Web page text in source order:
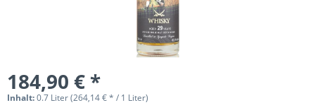
184,90 € *
Inhalt:0.7 Liter (264,14 € * / 1 Liter)